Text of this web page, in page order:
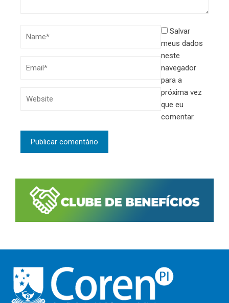
Salvar
meus dados
neste
navegador
para a
próxima vez
que eu
comentar.